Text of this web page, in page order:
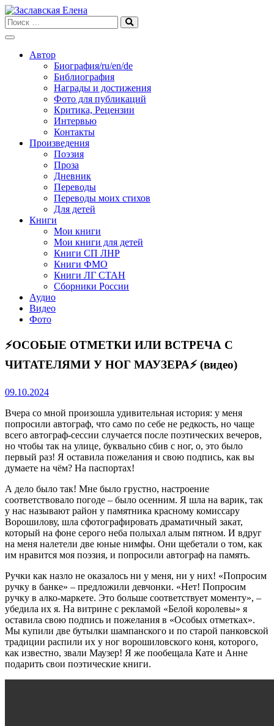
Skip
to
content
Автор
Биография/ru/en/de
Библиография
Награды и достижения
Фото для публикаций
Критика, Рецензии
Интервью
Контакты
Произведения
Поэзия
Проза
Дневник
Переводы
Переводы моих стихов
Для детей
Книги
Мои книги
Мои книги для детей
Книги СП ЛНР
Книги ФМО
Книги ЛГ СТАН
Сборники России
Аудио
Видео
Фото
⚡️ОСОБЫЕ ОТМЕТКИ ИЛИ ВСТРЕЧА С
ЧИТАТЕЛЯМИ У НОГ МАУЗЕРА⚡️ (видео)
09.10.2024
Вчера со мной произошла удивительная история: у меня
попросили автограф, что само по себе не редкость, но чаще
всего автограф-сессии случается после поэтических вечеров,
но чтобы так на улице, буквально сбив с ног, о, это было
первый раз! Я оставила пожелания и свою подпись, как вы
думаете на чём? На паспортах!
А дело было так! Мне было грустно, настроение
соответствовало погоде – было осенним. Я шла на варик, так
у нас называют район у памятника красному комиссару
Ворошилову, шла сфотографировать драматичный закат,
который на фоне серого неба полыхал алым пятном. И вдруг
на меня налетели две юные нимфы. Они щебетали о том, как
им нравится моя поэзия, и попросили автограф на память.
Ручки как назло не оказалось ни у меня, ни у них! «Попросим
ручку в банке» – предложили девчонки. «Нет! Попросим
ручку в алко-маркете. Это больше соответствует моменту», –
убедила их я. На витрине с рекламой «Белой королевы» я
оставила свою подпись и пожелания в «Особых отметках».
Мы купили две бутылки шампанского и по старой панковской
традиции распили их у ног ворошиловского коня, которого,
как известно, звали Маузер! Я же пообещала Кате и Анне
подарить свои поэтические книги.